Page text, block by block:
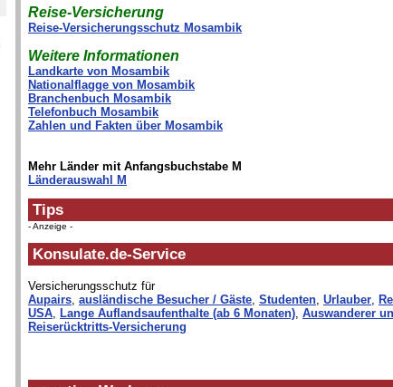
Reise-Versicherung
Reise-Versicherungsschutz Mosambik
Weitere Informationen
Landkarte von Mosambik
Nationalflagge von Mosambik
Branchenbuch Mosambik
Telefonbuch Mosambik
Zahlen und Fakten über Mosambik
Mehr Länder mit Anfangsbuchstabe M
Länderauswahl M
Tips
- Anzeige -
Konsulate.de-Service
Versicherungsschutz für
Aupairs, ausländische Besucher / Gäste, Studenten, Urlauber,
USA, Lange Auflandsaufenthalte (ab 6 Monaten), Auswanderer
Reiserücktritts-Versicherung